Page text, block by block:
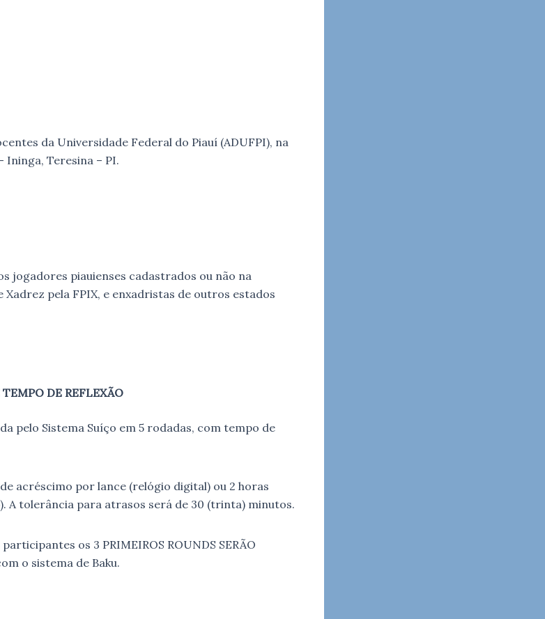
da Universidade Federal do Piauí (ADUFPI), na
Ininga, Teresina – PI.
jogadores piauienses cadastrados ou não na
pela FPIX, e enxadristas de outros estados
DE REFLEXÃO
pelo Sistema Suíço em 5 rodadas, com tempo de
acréscimo por lance (relógio digital) ou 2 horas
A tolerância para atrasos será de 30 (trinta) minutos.
os 3 PRIMEIROS ROUNDS SERÃO
o sistema de Baku.